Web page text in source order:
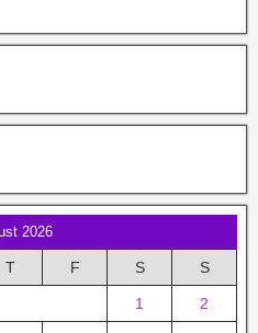
2026
T F S S
1 2